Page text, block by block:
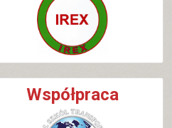
Współpraca